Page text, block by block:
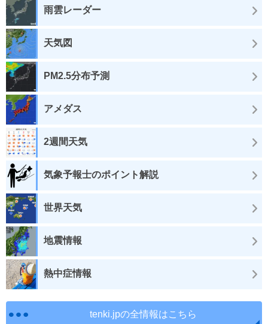
雨雲レーダー
天気図
PM2.5分布予測
アメダス
2週間天気
気象予報士のポイント解説
世界天気
地震情報
熱中症情報
tenki.jpの全情報はこちら